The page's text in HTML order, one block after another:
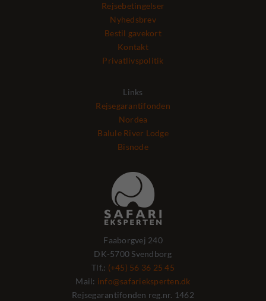
Rejsebetingelser
Nyhedsbrev
Bestil gavekort
Kontakt
Privatlivspolitik
Links
Rejsegarantifonden
Nordea
Balule River Lodge
Bisnode
Faaborgvej 240
DK-5700 Svendborg
Tlf.: (+45) 56 36 25 45
Mail: info@safarieksperten.dk
Rejsegarantifonden reg.nr. 1462